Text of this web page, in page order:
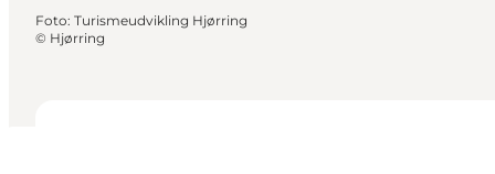
Foto: Turismeudvikling Hjørring
© Hjørring